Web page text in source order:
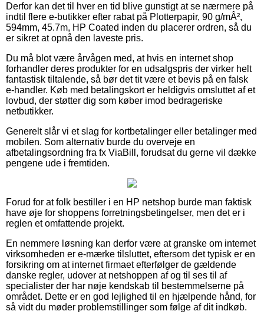
Derfor kan det til hver en tid blive gunstigt at se nærmere på
indtil flere e-butikker efter rabat på Plotterpapir, 90 g/mÂ²,
594mm, 45.7m, HP Coated inden du placerer ordren, så du
er sikret at opnå den laveste pris.
Du må blot være årvågen med, at hvis en internet shop
forhandler deres produkter for en udsalgspris der virker helt
fantastisk tiltalende, så bør det tit være et bevis på en falsk
e-handler. Køb med betalingskort er heldigvis omsluttet af et
lovbud, der støtter dig som køber imod bedrageriske
netbutikker.
Generelt slår vi et slag for kortbetalinger eller betalinger med
mobilen. Som alternativ burde du overveje en
afbetalingsordning fra fx ViaBill, forudsat du gerne vil dække
pengene ude i fremtiden.
Forud for at folk bestiller i en HP netshop burde man faktisk
have øje for shoppens forretningsbetingelser, men det er i
reglen et omfattende projekt.
En nemmere løsning kan derfor være at granske om internet
virksomheden er e-mærke tilsluttet, eftersom det typisk er en
forsikring om at internet firmaet efterfølger de gældende
danske regler, udover at netshoppen af og til ses til af
specialister der har nøje kendskab til bestemmelserne på
området. Dette er en god lejlighed til en hjælpende hånd, for
så vidt du møder problemstillinger som følge af dit indkøb.